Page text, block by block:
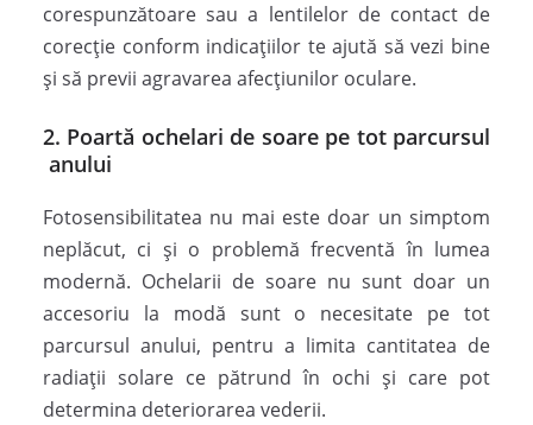
corespunzătoare sau a lentilelor de contact de
corecție conform indicațiilor te ajută să vezi bine
și să previi agravarea afecțiunilor oculare.
2. Poartă ochelari de soare pe tot parcursul
anului
Fotosensibilitatea nu mai este doar un simptom
neplăcut, ci și o problemă frecventă în lumea
modernă. Ochelarii de soare nu sunt doar un
accesoriu la modă sunt o necesitate pe tot
parcursul anului, pentru a limita cantitatea de
radiații solare ce pătrund în ochi și care pot
determina deteriorarea vederii.